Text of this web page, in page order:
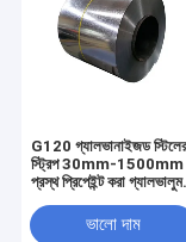
G120 গ্যালভানাইজড
স্ট্রিপ 30mm-1500mm
প্রস্থ প্রিপেইন্ট করা গ্যালভালুম
ভালো দাম